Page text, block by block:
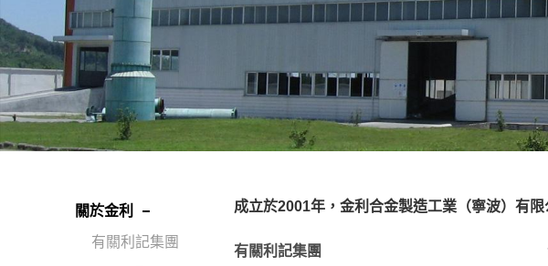
關於金利
有關利記集團
成立於2001年，金利合金製造工業（寧波）有
有關利記集團